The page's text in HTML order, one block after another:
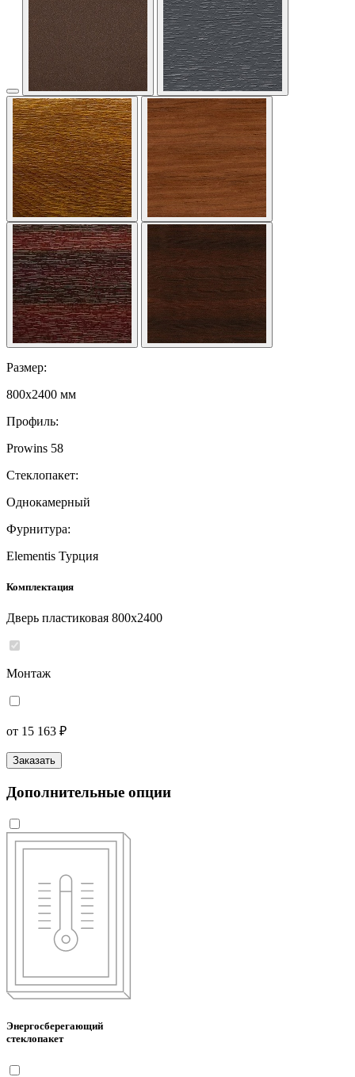
Размер:
800x2400 мм
Профиль:
Prowins 58
Стеклопакет:
Однокамерный
Фурнитура:
Elementis Турция
Комплектация
Дверь пластиковая 800x2400
Монтаж
от 15 163 ₽
Заказать
Дополнительные опции
Энергосберегающий
стеклопакет